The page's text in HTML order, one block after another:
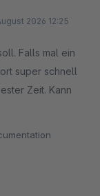
2026 12:25
Falls mal ein
super schnell
Zeit. Kann